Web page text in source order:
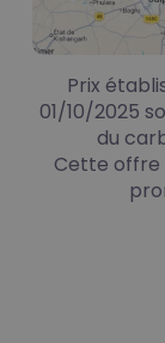
Prix
01/10/2025
du
Cette offre